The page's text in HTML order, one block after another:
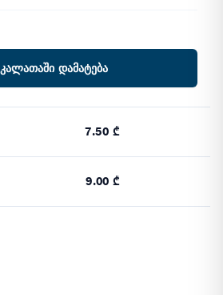
კალათაში დამატება
7.50 ₾
9.00 ₾